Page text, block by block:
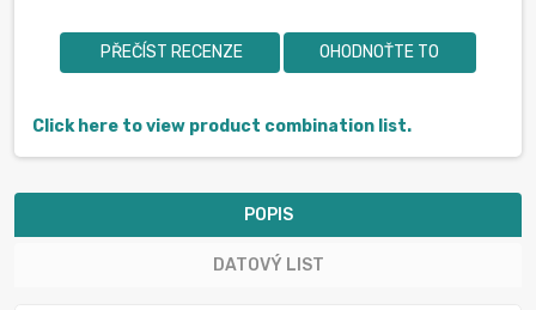
PŘEČÍST RECENZE OHODNOŤTE TO
Click here to view product combination list.
POPIS
DATOVÝ LIST